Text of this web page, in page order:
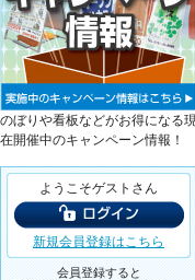
のぼりや看板などがお得になる
在開催中のキャンペーン情報！
ようこそゲストさん
新規会員登録はこちら
会員登録すると